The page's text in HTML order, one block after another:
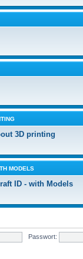
3D printing
MODELS
ID - with Models
Passwort: